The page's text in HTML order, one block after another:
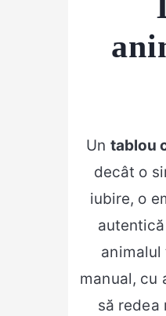
Un tablou
decât o
iubire, o
manual, cu
să redea